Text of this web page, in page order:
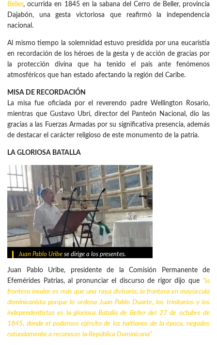
Beller, ocurrida en 1845 en la sabana del Cerro de Beller, provincia
Dajabón, una gesta victoriosa que reafirmó la independencia
nacional.
Al mismo tiempo la solemnidad estuvo presidida por una eucaristía
en recordación de los héroes de la gesta y de acción de gracias por
la protección divina que ha tenido el país ante fenómenos
atmosféricos que han estado afectando la región del Caribe.
MISA DE RECORDACIÓN
La misa fue oficiada por el reverendo padre Wellington Rosario,
mientras que Gustavo Ubrí, director del Panteón Nacional, dio las
gracias a las Fuerzas Armadas por su significativa presencia, además
de destacar el carácter religioso de este monumento de la patria.
LA GLORIOSA BATALLA
Juan Pablo Uribe se dirige a los presentes.
Juan Pablo Uribe, presidente de la Comisión Permanente de
Efemérides Patrias, al pronunciar el discurso de rigor dijo que “la
frontera insular es más que una raya divisoria, la frontera en mayúscula
dominicanista porque lo ordenaJuan Pablo Duarte,los trinitarios y los
independentistas es la gloriosa Batalla de Beller del 27 de octubre de
1845, donde el poderoso ejército de los haitianos de la época, negados
rotundamente a reconocer la República Dominicana”